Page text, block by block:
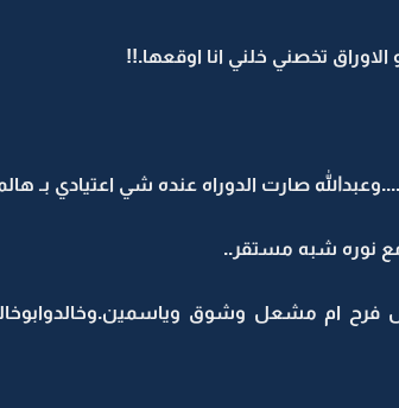
تخصني خلني انا اوقعها.!!
صارت الدوراه عنده شي اعتيادي بـ
مع نوره شبه مستقر..
ام مشعل وشوق